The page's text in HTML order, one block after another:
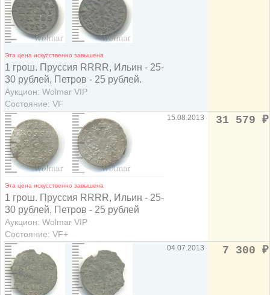
Эта цена искусственно завышена
1 грош. Пруссия RRRR, Ильин - 25-
30 рублей, Петров - 25 рублей.
Аукцион: Wolmar VIP
Состояние: VF
Эта цена искусственно завышена
1 грош. Пруссия RRRR, Ильин - 25-
30 рублей, Петров - 25 рублей
Аукцион: Wolmar VIP
Состояние: VF+
15.08.2013 31 579 ₽
04.07.2013 7 300 ₽